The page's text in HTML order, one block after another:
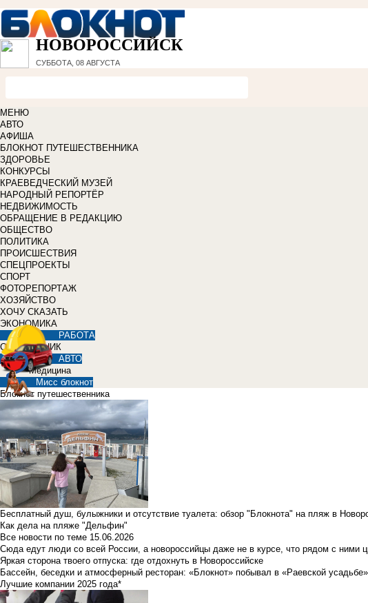
НОВОРОССИЙСК
СУББОТА, 08 АВГУСТА
МЕНЮ
АВТО
АФИША
БЛОКНОТ ПУТЕШЕСТВЕННИКА
ЗДОРОВЬЕ
КОНКУРСЫ
КРАЕВЕДЧЕСКИЙ МУЗЕЙ
НАРОДНЫЙ РЕПОРТЁР
НЕДВИЖИМОСТЬ
ОБРАЩЕНИЕ В РЕДАКЦИЮ
ОБЩЕСТВО
ПОЛИТИКА
ПРОИСШЕСТВИЯ
СПЕЦПРОЕКТЫ
СПОРТ
ФОТОРЕПОРТАЖ
ХОЗЯЙСТВО
ХОЧУ СКАЗАТЬ
ЭКОНОМИКА
РАБОТА
СПРАВОЧНИК
АВТО
Медицина
Мисс блокнот
Блокнот путешественника
Бесплатный душ, булыжники и отсутствие туалета: обзор "Блокнота" на пляж в
Как дела на пляже "Дельфин"
Все новости по теме 15.06.2026
Сюда едут люди со всей России, а новороссийцы даже не в курсе, что рядом с ними
Яркая сторона твоего отпуска: где отдохнуть в Новороссийске
Бассейн, беседки и атмосферный ресторан: «Блокнот» побывал в «Раевской усадьбе»
Лучшие компании 2025 года*